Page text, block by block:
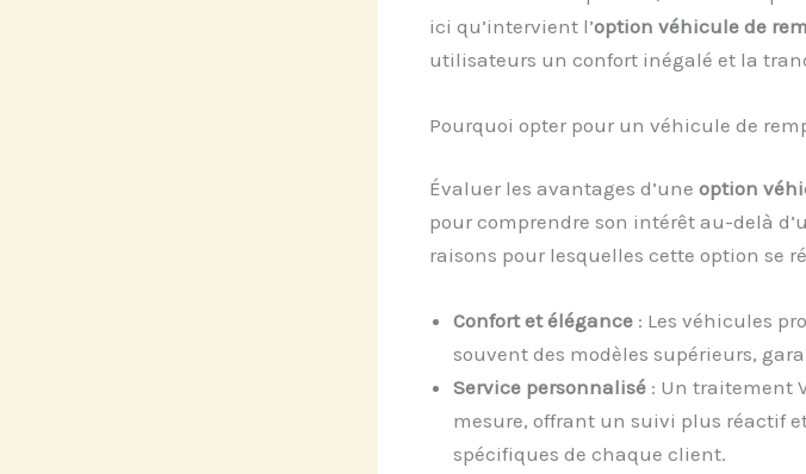
ici qu’intervient l’option véhicule de
utilisateurs un confort inégalé et la
Pourquoi opter pour un véhicule de
Évaluer les avantages d’une option
pour comprendre son intérêt au-delà
raisons pour lesquelles cette option se
Confort et élégance: Les véhicules
souvent des modèles supérieurs,
Service personnalisé: Un traitement
mesure, offrant un suivi plus réactif
spécifiques de chaque client.